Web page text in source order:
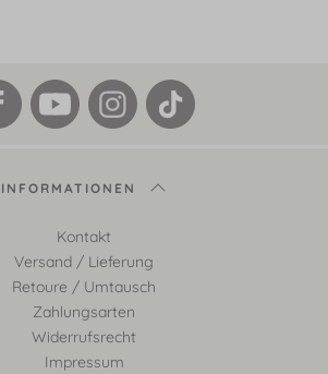
INFORMATIONEN
Kontakt
Versand / Lieferung
Retoure / Umtausch
Zahlungsarten
Widerrufsrecht
Impressum